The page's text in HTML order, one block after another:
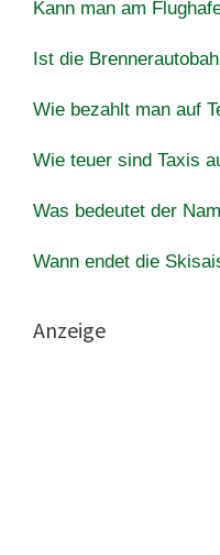
Kann man am
Ist die
Wie bezahlt man auf
Wie teuer sind Taxis
Was bedeutet der
Wann endet die
Anzeige